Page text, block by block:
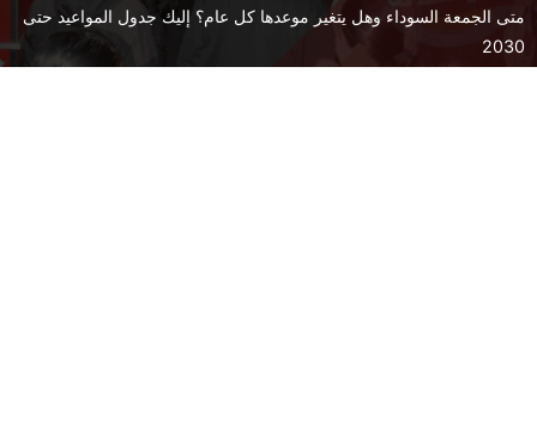
متى الجمعة السوداء وهل يتغير موعدها كل عام؟ إليك جدول المواعيد حتى
2030